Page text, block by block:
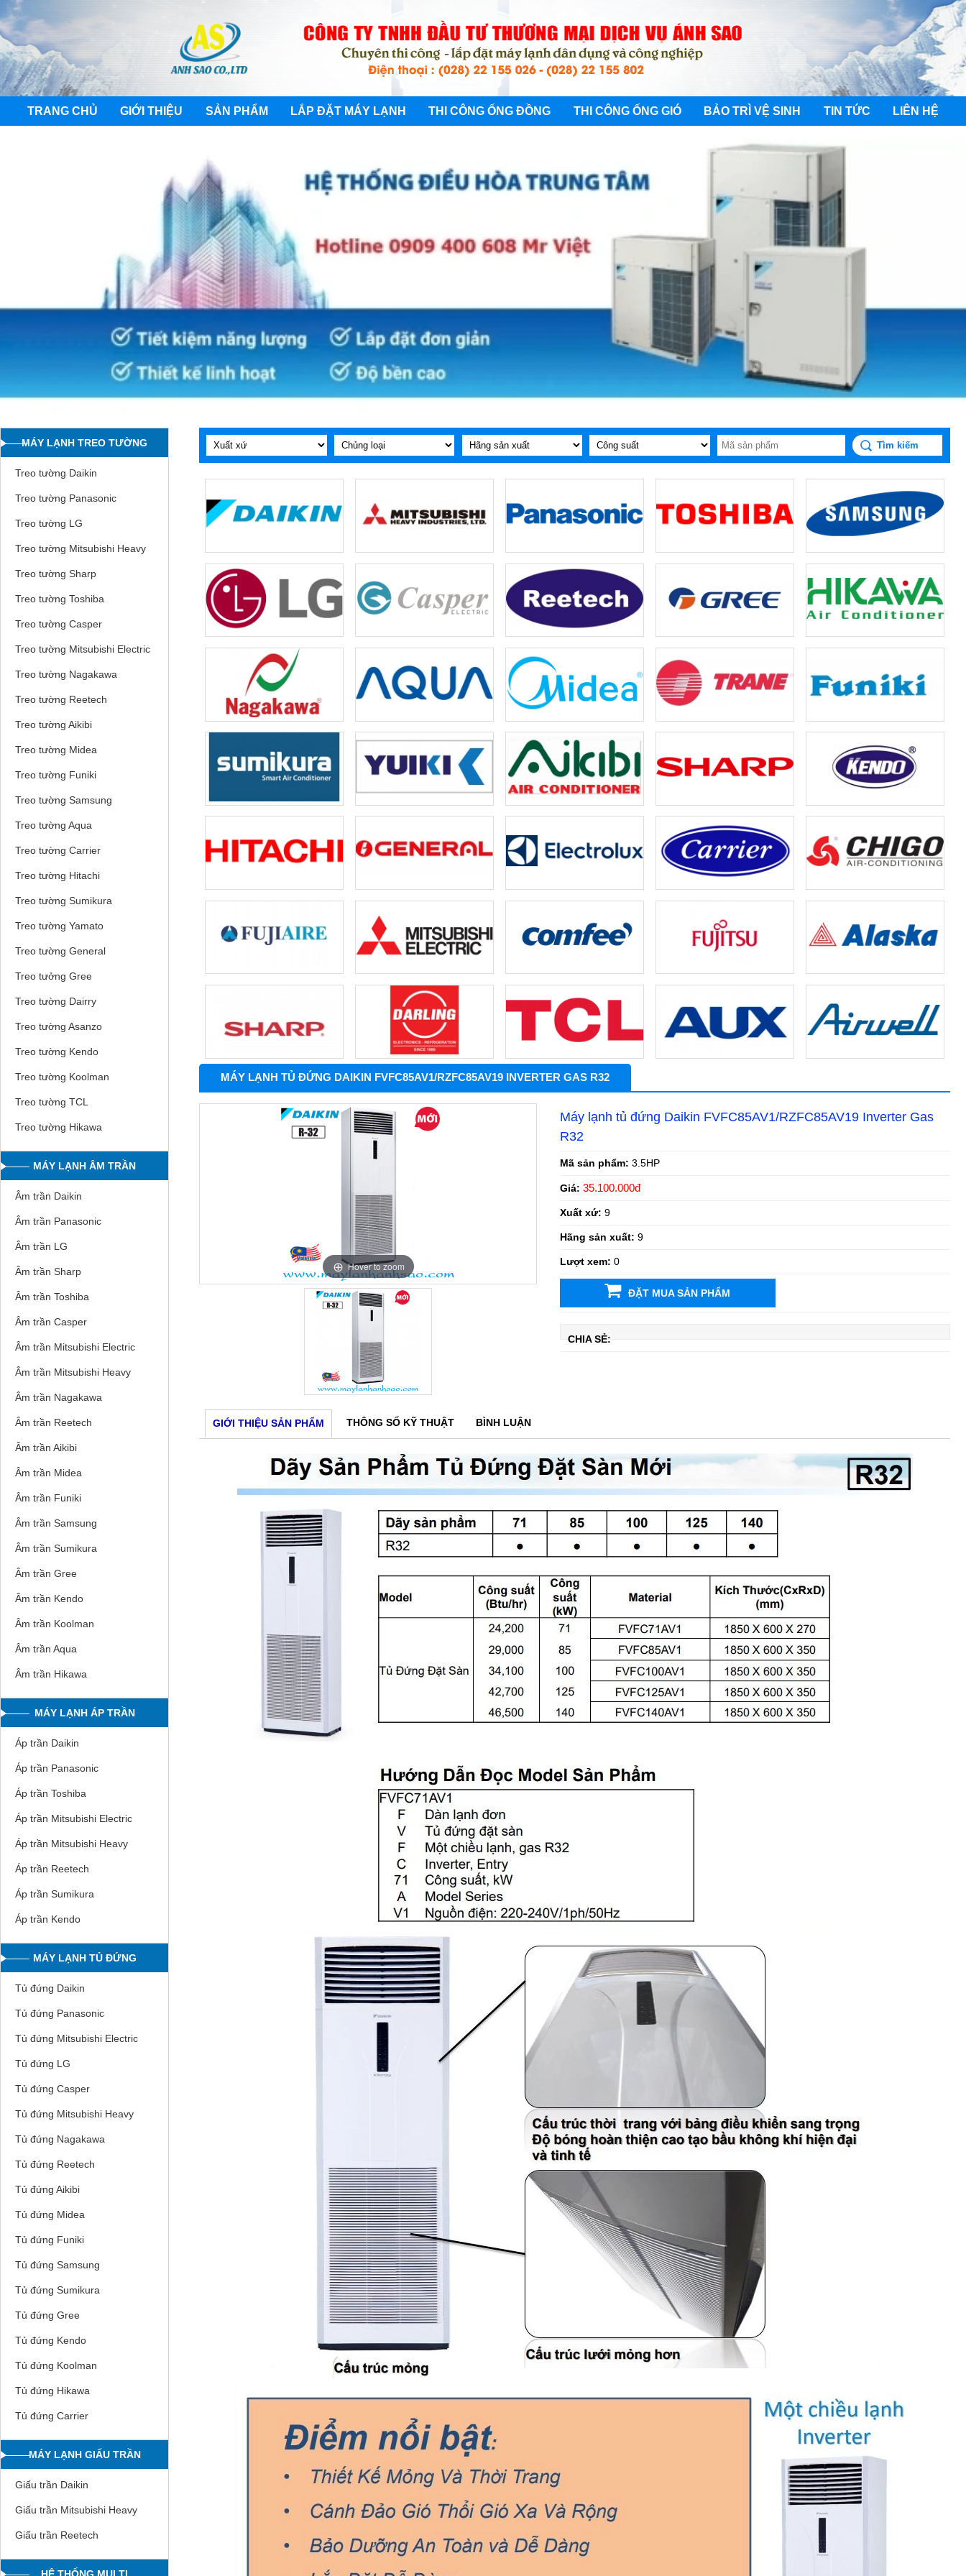
TRANG CHỦ GIỚI THIỆU SẢN PHẨM LẮP ĐẶT MÁY LẠNH THI CÔNG ỐNG ĐỒNG THI CÔNG ỐNG GIÓ BẢO TRÌ VỆ SINH TIN TỨC LIÊN HỆ
MÁY LẠNH TỦ ĐỨNG DAIKIN FVFC85AV1/RZFC85AV19 INVERTER GAS R32
Hover to zoom
Máy lạnh tủ đứng Daikin FVFC85AV1/RZFC85AV19 Inverter Gas
R32
Mã sản phẩm: 3.5HP
Giá: 35.100.000đ
Xuất xứ: 9
Hãng sản xuất: 9
Lượt xem: 0
ĐẶT MUA SẢN PHẨM
CHIA SẺ:
GIỚI THIỆU SẢN PHẨM THÔNG SỐ KỸ THUẬT BÌNH LUẬN
MÁY LẠNH TREO TƯỜNG
Treo tường Daikin
Treo tường Panasonic
Treo tường LG
Treo tường Mitsubishi Heavy
Treo tường Sharp
Treo tường Toshiba
Treo tường Casper
Treo tường Mitsubishi Electric
Treo tường Nagakawa
Treo tường Reetech
Treo tường Aikibi
Treo tường Midea
Treo tường Funiki
Treo tường Samsung
Treo tường Aqua
Treo tường Carrier
Treo tường Hitachi
Treo tường Sumikura
Treo tường Yamato
Treo tường General
Treo tưởng Gree
Treo tường Dairry
Treo tường Asanzo
Treo tường Kendo
Treo tường Koolman
Treo tường TCL
Treo tường Hikawa
MÁY LẠNH ÂM TRẦN
Âm trần Daikin
Âm trần Panasonic
Âm trần LG
Âm trần Sharp
Âm trần Toshiba
Âm trần Casper
Âm trần Mitsubishi Electric
Âm trần Mitsubishi Heavy
Âm trần Nagakawa
Âm trần Reetech
Âm trần Aikibi
Âm trần Midea
Âm trần Funiki
Âm trần Samsung
Âm trần Sumikura
Âm trần Gree
Âm trần Kendo
Âm trần Koolman
Âm trần Aqua
Âm trần Hikawa
MÁY LẠNH ÁP TRẦN
Áp trần Daikin
Áp trần Panasonic
Áp trần Toshiba
Áp trần Mitsubishi Electric
Áp trần Mitsubishi Heavy
Áp trần Reetech
Áp trần Sumikura
Áp trần Kendo
MÁY LẠNH TỦ ĐỨNG
Tủ đứng Daikin
Tủ đứng Panasonic
Tủ đứng Mitsubishi Electric
Tủ đứng LG
Tủ đứng Casper
Tủ đứng Mitsubishi Heavy
Tủ đứng Nagakawa
Tủ đứng Reetech
Tủ đứng Aikibi
Tủ đứng Midea
Tủ đứng Funiki
Tủ đứng Samsung
Tủ đứng Sumikura
Tủ đứng Gree
Tủ đứng Kendo
Tủ đứng Koolman
Tủ đứng Hikawa
Tủ đứng Carrier
MÁY LẠNH GIẤU TRẦN
Giấu trần Daikin
Giấu trần Mitsubishi Heavy
Giấu trần Reetech